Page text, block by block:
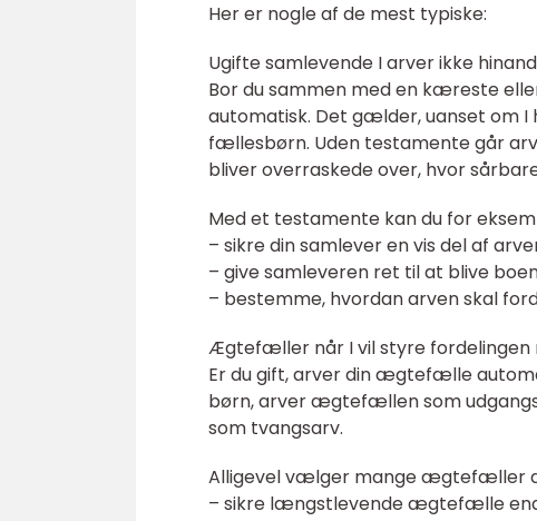
Her er nogle af de mest typiske:
Ugifte samlevende I arver ikke
Bor du sammen med en kæreste
automatisk. Det gælder, uanset om I
fællesbørn. Uden testamente går
bliver overraskede over, hvor
Med et testamente kan du for
– sikre din samlever en vis del af
– give samleveren ret til at blive
– bestemme, hvordan arven skal
Ægtefæller når I vil styre
Er du gift, arver din ægtefælle
børn, arver ægtefællen som
som tvangsarv.
Alligevel vælger mange ægtefæller
– sikre længstlevende ægtefælle